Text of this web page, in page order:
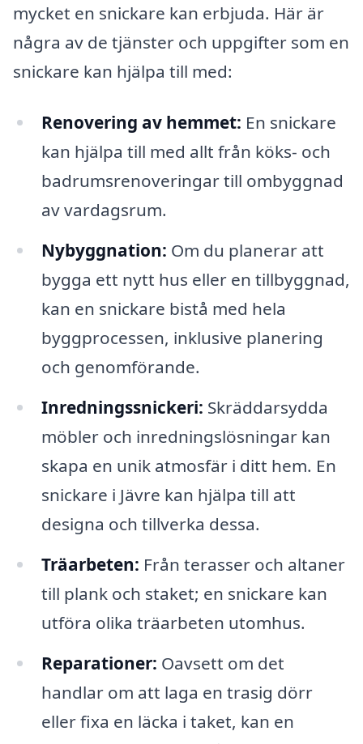
mycket en snickare kan erbjuda. Här är
några av de tjänster och uppgifter som en
snickare kan hjälpa till med:
Renovering av hemmet: En snickare
kan hjälpa till med allt från köks- och
badrumsrenoveringar till ombyggnad
av vardagsrum.
Nybyggnation: Om du planerar att
bygga ett nytt hus eller en tillbyggnad,
kan en snickare bistå med hela
byggprocessen, inklusive planering
och genomförande.
Inredningssnickeri: Skräddarsydda
möbler och inredningslösningar kan
skapa en unik atmosfär i ditt hem. En
snickare i Jävre kan hjälpa till att
designa och tillverka dessa.
Träarbeten: Från terasser och altaner
till plank och staket; en snickare kan
utföra olika träarbeten utomhus.
Reparationer: Oavsett om det
handlar om att laga en trasig dörr
eller fixa en läcka i taket, kan en